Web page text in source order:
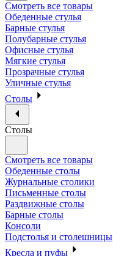
Смотреть все товары
Обеденные стулья
Барные стулья
Полубарные стулья
Офисные стулья
Мягкие стулья
Прозрачные стулья
Уличные стулья
Столы
Столы
Смотреть все товары
Обеденные столы
Журнальные столики
Письменные столы
Раздвижные столы
Барные столы
Консоли
Подстолья и столешницы
Кресла и пуфы